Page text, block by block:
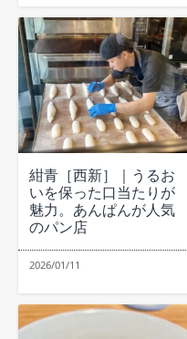
紺青［西新］｜うるお
いを保った口当たりが
魅力。あんぱんが人気
のパン店
2026/01/11